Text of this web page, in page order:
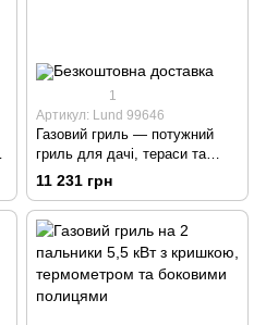
1
Артикул: Lund 99646
Газовий гриль — потужний
гриль для дачі, тераси та
заміського будинку
11 231 грн